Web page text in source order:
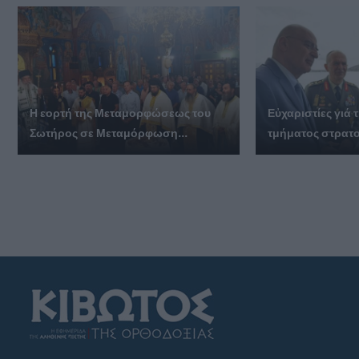
Η εορτή της Μεταμορφώσεως του
Σωτήρος σε Μεταμόρφωση...
Εὐχαριστίες
τμήματος